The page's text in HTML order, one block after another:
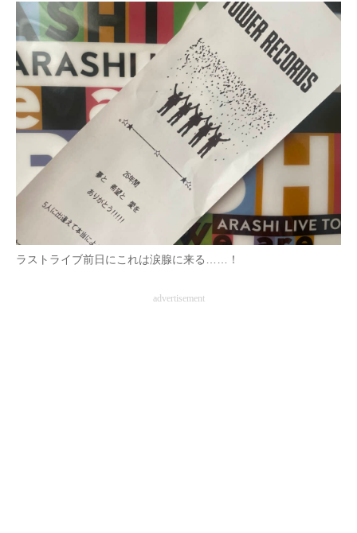
ラストライブ前日にこれは涙腺に来る……！
advertisement